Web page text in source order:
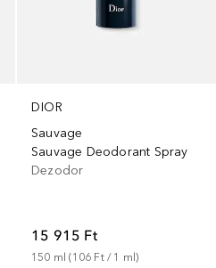
DIOR
Sauvage
Sauvage Deodorant Spray
Dezodor
15 915 Ft
150 ml (106 Ft / 1 ml)